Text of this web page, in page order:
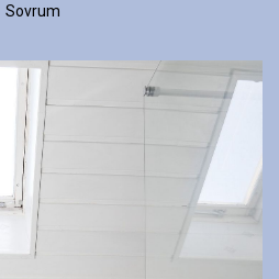
Sovrum